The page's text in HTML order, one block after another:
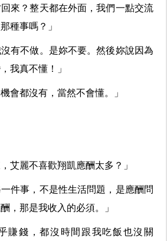
來？整天都在外面，我們一點交流
種事嗎？」
有不做。是妳不要。然後妳說因為
我真不懂！」
會都沒有，當然不會懂。」
艾麗不喜歡翔凱應酬太多？」
件事，不是性生活問題，是應酬問
，那是我收入的必須。」
賺錢，都沒時間跟我吃飯也沒關